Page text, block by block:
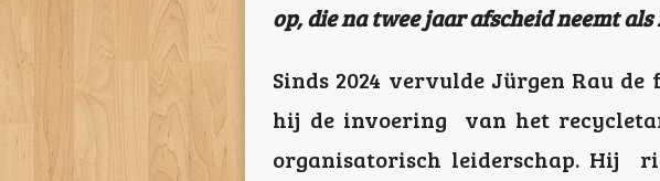
op, die na twee jaar afscheid neemt
Sinds 2024 vervulde Jürgen Rau
hij de invoering van het
organisatorisch leiderschap. Hij